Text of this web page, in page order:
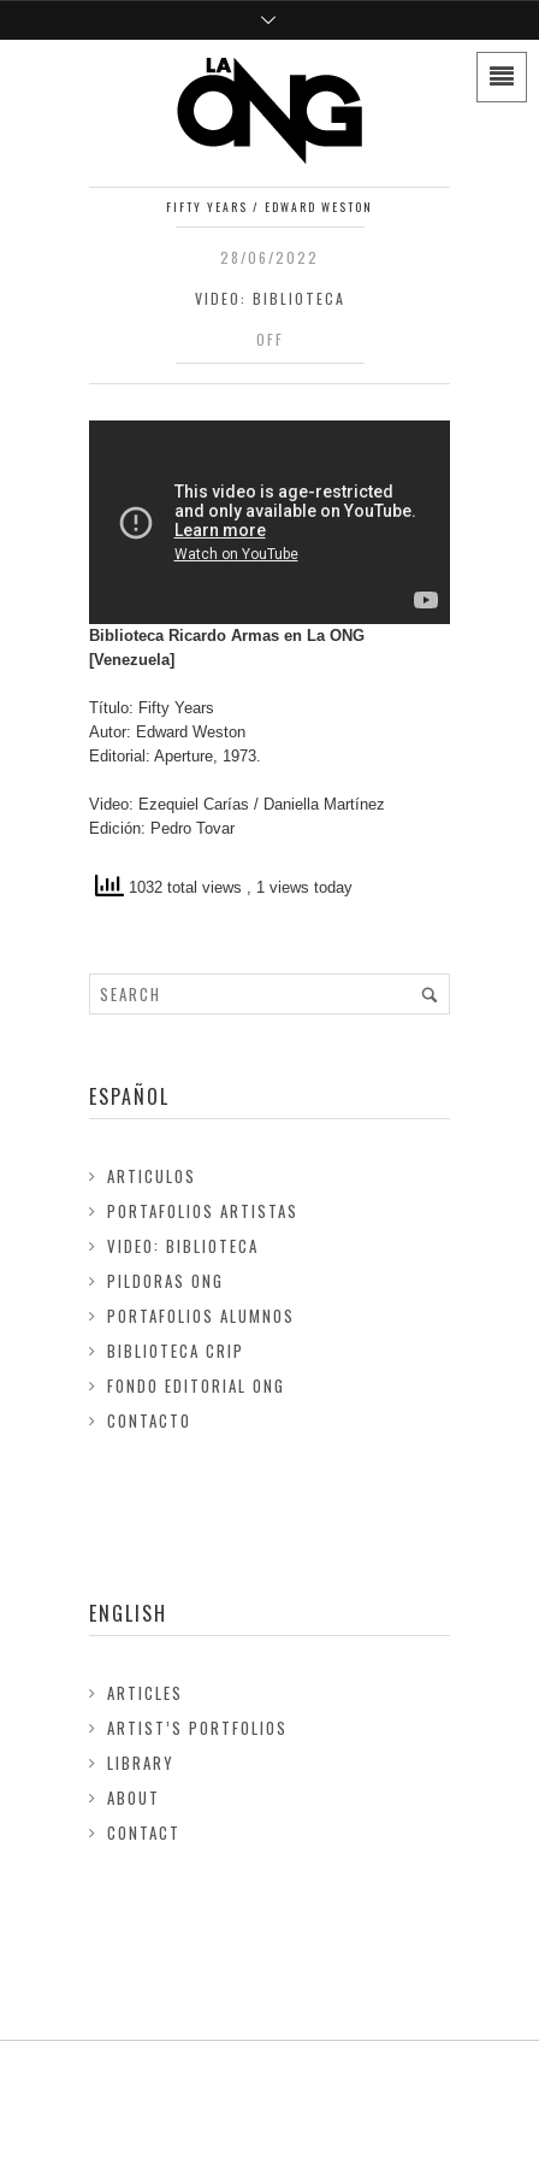
FIFTY YEARS / EDWARD WESTON
28/06/2022
VIDEO: BIBLIOTECA
OFF
Biblioteca Ricardo Armas en La ONG
[Venezuela]
Título: Fifty Years
Autor: Edward Weston
Editorial: Aperture, 1973.
Video: Ezequiel Carías / Daniella Martínez
Edición: Pedro Tovar
1032 total views , 1 views today
ESPAÑOL
ARTICULOS
PORTAFOLIOS ARTISTAS
VIDEO: BIBLIOTECA
PILDORAS ONG
PORTAFOLIOS ALUMNOS
BIBLIOTECA CRIP
FONDO EDITORIAL ONG
CONTACTO
ENGLISH
ARTICLES
ARTIST’S PORTFOLIOS
LIBRARY
ABOUT
CONTACT